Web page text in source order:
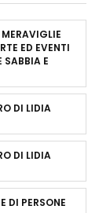
ED EVENTI
SABBIA E
DI LIDIA
DI LIDIA
DI PERSONE